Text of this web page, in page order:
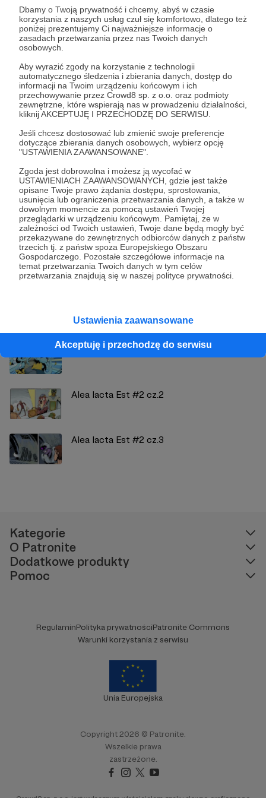
Dbamy o Twoją prywatność i chcemy, abyś w czasie
korzystania z naszych usług czuł się komfortowo, dlatego też
poniżej prezentujemy Ci najważniejsze informacje o
zasadach przetwarzania przez nas Twoich danych
osobowych.
Aby wyrazić zgody na korzystanie z technologii
automatycznego śledzenia i zbierania danych, dostęp do
informacji na Twoim urządzeniu końcowym i ich
przechowywanie przez Crowd8 sp. z o.o. oraz podmioty
zewnętrzne, które wspierają nas w prowadzeniu działalności,
kliknij AKCEPTUJĘ I PRZECHODZĘ DO SERWISU.
Jeśli chcesz dostosować lub zmienić swoje preferencje
dotyczące zbierania danych osobowych, wybierz opcję
"USTAWIENIA ZAAWANSOWANE".
Zgoda jest dobrowolna i możesz ją wycofać w
USTAWIENIACH ZAAWANSOWANYCH, gdzie jest także
opisane Twoje prawo żądania dostępu, sprostowania,
usunięcia lub ograniczenia przetwarzania danych, a także w
dowolnym momencie za pomocą ustawień Twojej
przeglądarki w urządzeniu końcowym. Pamiętaj, że w
zależności od Twoich ustawień, Twoje dane będą mogły być
przekazywane do zewnętrznych odbiorców danych z państw
trzecich tj. z państw spoza Europejskiego Obszaru
Gospodarczego. Pozostałe szczegółowe informacje na
temat przetwarzania Twoich danych w tym celów
przetwarzania znajdują się w naszej polityce prywatności.
Ustawienia zaawansowane
Akceptuję i przechodzę do serwisu
Zostań Patronem
komiks comics indie komiks webkomiks
komiks internetowy
Udostępnij
CosmoChris
Zobacz profil autora
Work in Progress #5
Alea Iacta Est #2 cz.2
Alea Iacta Est #2 cz.3
Kategorie
O Patronite
Dodatkowe produkty
Pomoc
RegulaminPolityka prywatnościPatronite Commons
Warunki korzystania z serwisu
Unia Europejska
Copyright 2026 © Patronite.
Wszelkie prawa
zastrzeżone.